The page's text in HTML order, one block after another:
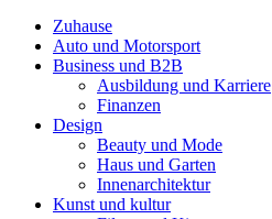
Zuhause
Auto und Motorsport
Business und B2B
Ausbildung und Karriere
Finanzen
Design
Beauty und Mode
Haus und Garten
Innenarchitektur
Kunst und kultur